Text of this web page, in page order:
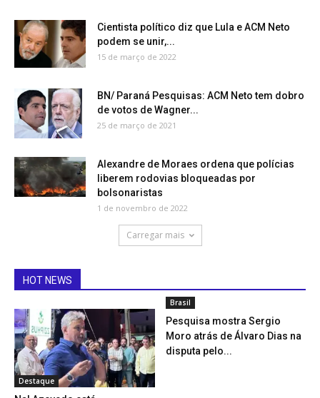
Cientista político diz que Lula e ACM Neto
podem se unir,...
15 de março de 2022
BN/ Paraná Pesquisas: ACM Neto tem dobro
de votos de Wagner...
25 de março de 2021
Alexandre de Moraes ordena que polícias
liberem rodovias bloqueadas por
bolsonaristas
1 de novembro de 2022
Carregar mais
HOT NEWS
Destaque
Brasil
Pesquisa mostra Sergio
Moro atrás de Álvaro Dias na
disputa pelo...